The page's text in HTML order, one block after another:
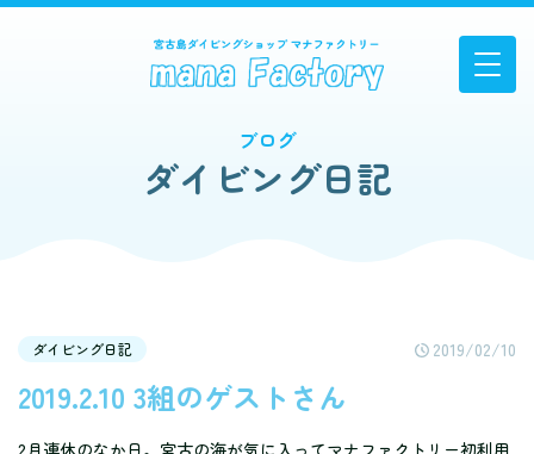
ブログ
ダイビング日記
ダイビング日記 2019/02/10
2019.2.10 3組のゲストさん